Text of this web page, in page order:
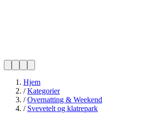
Hjem
/Kategorier
/Overnatting & Weekend
/ Svevetelt og klatrepark